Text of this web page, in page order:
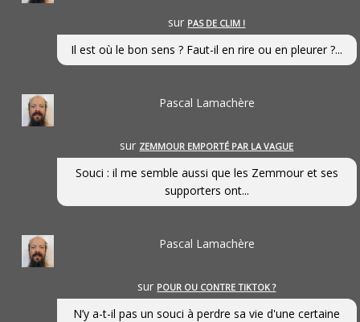
sur PAS DE CLIM !
Il est où le bon sens ? Faut-il en rire ou en pleurer ?...
Pascal Lamachère
sur ZEMMOUR EMPORTÉ PAR LA VAGUE
Souci : il me semble aussi que les Zemmour et ses
supporters ont...
Pascal Lamachère
sur POUR OU CONTRE TIKTOK ?
N’y a-t-il pas un souci à perdre sa vie d'une certaine